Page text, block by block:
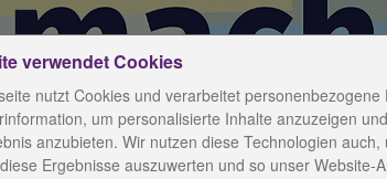
verwendet Cookies
nutzt Cookies und verarbeitet personenbezogene
um personalisierte Inhalte anzuzeigen
anzubieten. Wir nutzen diese Technologien
Ergebnisse auszuwerten und so unser Website-